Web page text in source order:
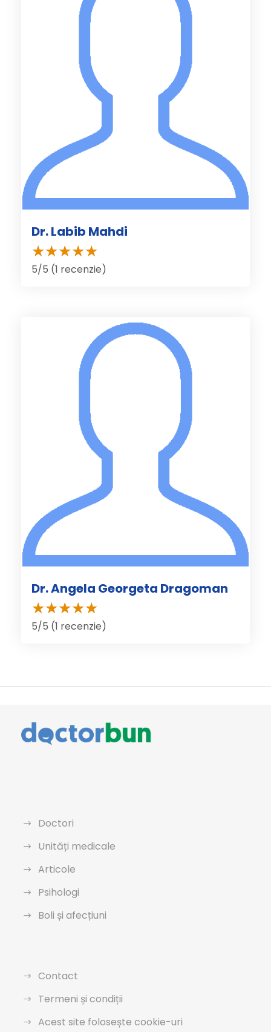
Dr. Labib Mahdi
5/5 (1 recenzie)
Dr. Angela Georgeta Dragoman
5/5 (1 recenzie)
Doctori
Unități medicale
Articole
Psihologi
Boli și afecțiuni
Contact
Termeni și condiții
Acest site folosește cookie-uri